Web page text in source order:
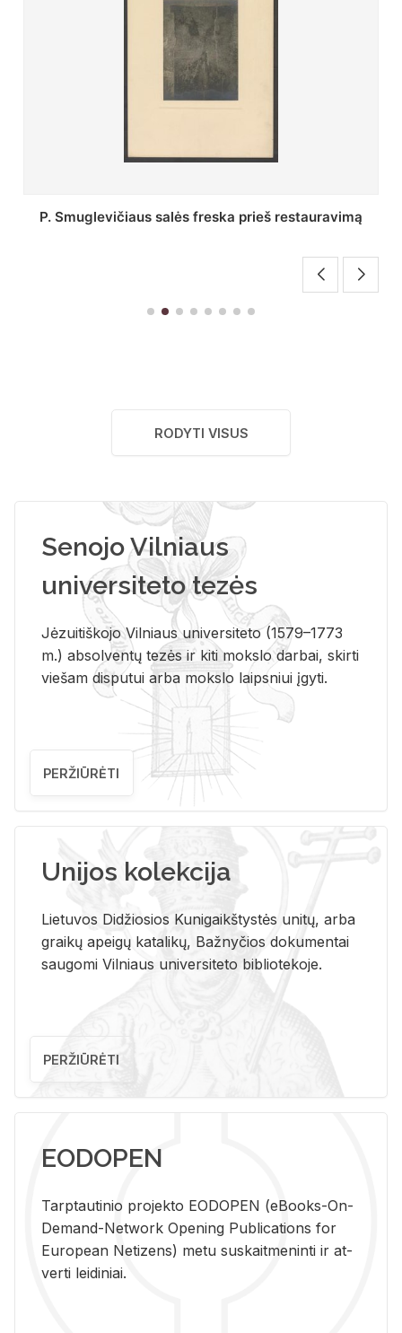
Stepono Batoro universiteto bibliotekos Profesorių
RODYTI VISUS
Senojo Vilniaus
universiteto tezės
Jėzuitiškojo Vilniaus universiteto (1579–1773
m.) absolventų tezės ir kiti mokslo darbai, skirti
viešam disputui arba mokslo laipsniui įgyti.
PERŽIŪRĖTI
Unijos kolekcija
Lietuvos Didžiosios Kunigaikštystės unitų, arba
graikų apeigų katalikų, Bažnyčios dokumentai
saugomi Vilniaus universiteto bibliotekoje.
PERŽIŪRĖTI
EODOPEN
Tarp­tau­ti­nio pro­jek­to EO­DO­PEN (eBo­oks-On-
De­mand-Ne­twork Ope­ning Pub­li­ca­tions for
Eu­ro­pe­an Ne­ti­zens) metu su­skait­me­nin­ti ir at­
ver­ti lei­di­niai.